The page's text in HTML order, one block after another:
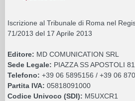
Iscrizione al Tribunale di Roma nel
71/2013 del 17 Aprile 2013
Editore: MD COMUNICATION SRL
Sede Legale: PIAZZA SS APOSTOLI
Telefono: +39 06 5895156 / +39 06
Partita IVA: 05818091000
Codice Univoco (SDI): M5UXCR1